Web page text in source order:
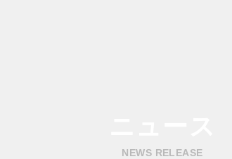
NEWS RELEASE